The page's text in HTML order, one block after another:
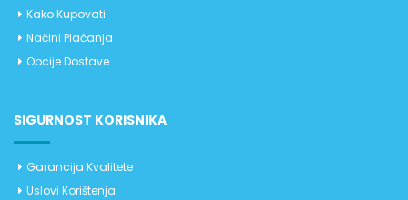
Kako Kupovati
Načini Plaćanja
Opcije Dostave
SIGURNOST KORISNIKA
Garancija Kvalitete
Uslovi Korištenja